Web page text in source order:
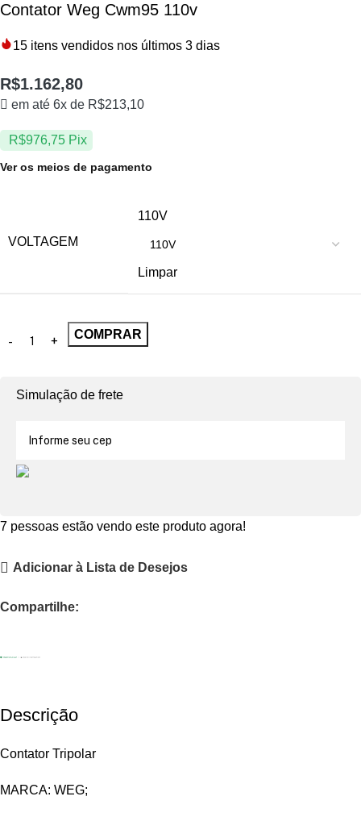
Contator Weg Cwm95 110v
15 itens vendidos nos últimos 3 dias
R$1.162,80
em até 6x de R$213,10
R$976,75 Pix
Ver os meios de pagamento
VOLTAGEM
110V
Limpar
COMPRAR
Simulação de frete
7 pessoas estão vendo este produto agora!
Adicionar à Lista de Desejos
Compartilhe:
Descrição
Contator Tripolar
MARCA: WEG;